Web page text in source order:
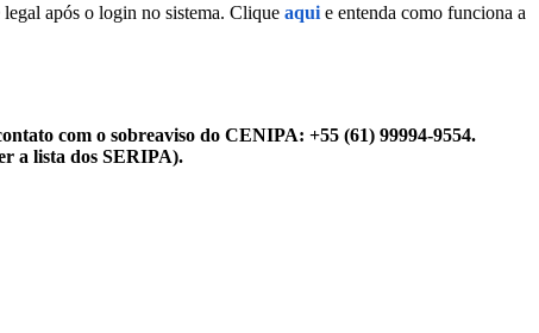
após o login no sistema. Clique aqui e entenda como funciona a
com o sobreaviso do CENIPA: +55 (61) 99994-9554.
a lista dos SERIPA).